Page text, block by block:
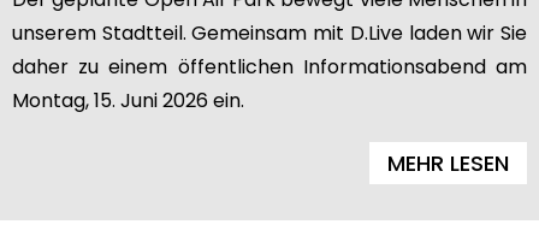
unserem Stadtteil. Gemeinsam mit D.Live laden wir Sie
daher zu einem öffentlichen Informationsabend am
Montag, 15. Juni 2026 ein.
MEHR LESEN